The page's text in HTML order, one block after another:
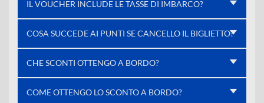
IL VOUCHER INCLUDE LE TASSE DI IMBARCO?
COSA SUCCEDE AI PUNTI SE CANCELLO IL BIGLIETTO?
CHE SCONTI OTTENGO A BORDO?
COME OTTENGO LO SCONTO A BORDO?